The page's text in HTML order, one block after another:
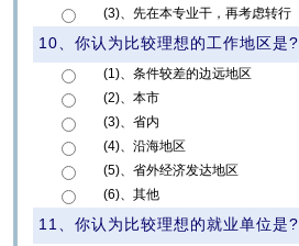
(3)、先在本专业干，再考虑转行
10、你认为比较理想的工作地区是?
(1)、条件较差的边远地区
(2)、本市
(3)、省内
(4)、沿海地区
(5)、省外经济发达地区
(6)、其他
11、你认为比较理想的就业单位是?